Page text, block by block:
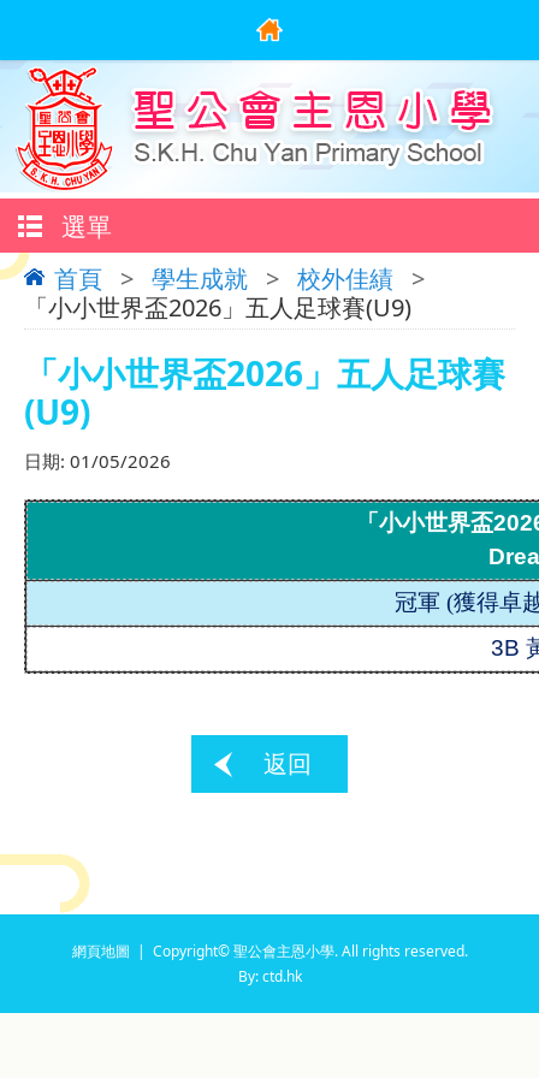
選單
首頁 > 學生成就 > 校外佳績 >
「小小世界盃2026」五人足球賽(U9)
「小小世界盃2026」五人足球賽
(U9)
日期: 01/05/2026
「小小世界盃
冠軍 (獲得卓
3B
返回
網頁地圖 | Copyright© 聖公會主恩小學. All rights reserved.
By: ctd.hk